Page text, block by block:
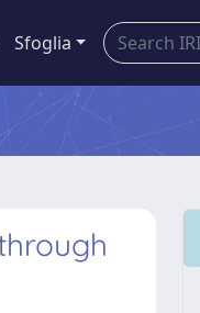
Sfoglia